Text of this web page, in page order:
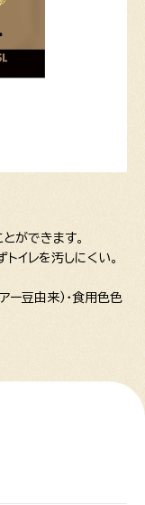
ができます。
イレを汚しにくい。
ー豆由来）・食用色色